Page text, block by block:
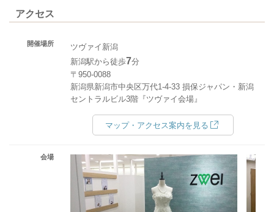
アクセス
開催場所
ツヴァイ新潟
新潟駅から徒歩7分
〒950-0088
新潟県新潟市中央区万代1-4-33 損保ジャパン・新潟
セントラルビル3階『ツヴァイ会場』
マップ・アクセス案内を見る
会場